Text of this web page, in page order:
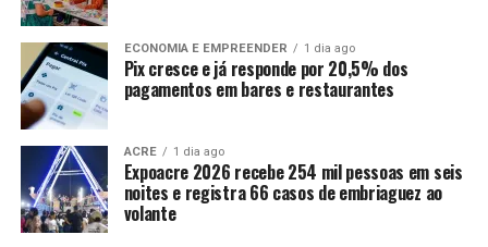
ECONOMIA E EMPREENDER 1 dia ago
Pix cresce e já responde por 20,5% dos
pagamentos em bares e restaurantes
ACRE 1 dia ago
Expoacre 2026 recebe 254 mil pessoas em seis
noites e registra 66 casos de embriaguez ao
volante